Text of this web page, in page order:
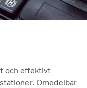
och effektivt
Omedelbar